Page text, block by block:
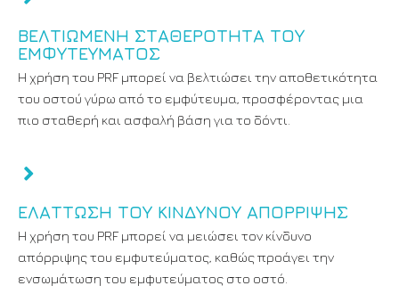
ΒΕΛΤΙΩΜΈΝΗ ΣΤΑΘΕΡΌΤΗΤΑ ΤΟΥ
ΕΜΦΥΤΕΎΜΑΤΟΣ
Η χρήση του PRF μπορεί να βελτιώσει την αποθετικότητα
του οστού γύρω από το εμφύτευμα, προσφέροντας μια
πιο σταθερή και ασφαλή βάση για το δόντι.
ΕΛΆΤΤΩΣΗ ΤΟΥ ΚΙΝΔΎΝΟΥ ΑΠΌΡΡΙΨΗΣ
Η χρήση του PRF μπορεί να μειώσει τον κίνδυνο
απόρριψης του εμφυτεύματος, καθώς προάγει την
ενσωμάτωση του εμφυτεύματος στο οστό.